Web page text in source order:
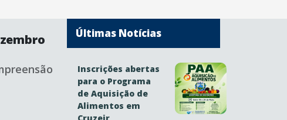
Últimas Notícias
Inscrições abertas
para o Programa
de Aquisição de
Alimentos em